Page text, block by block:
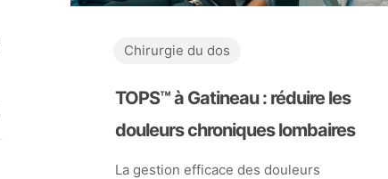
Chirurgie du dos
TOPS™ à Gatineau : réduire les
douleurs chroniques lombaires
La gestion efficace des douleurs